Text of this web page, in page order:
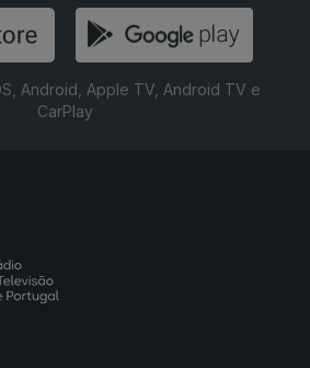
Android, Apple TV, Android TV e
CarPlay